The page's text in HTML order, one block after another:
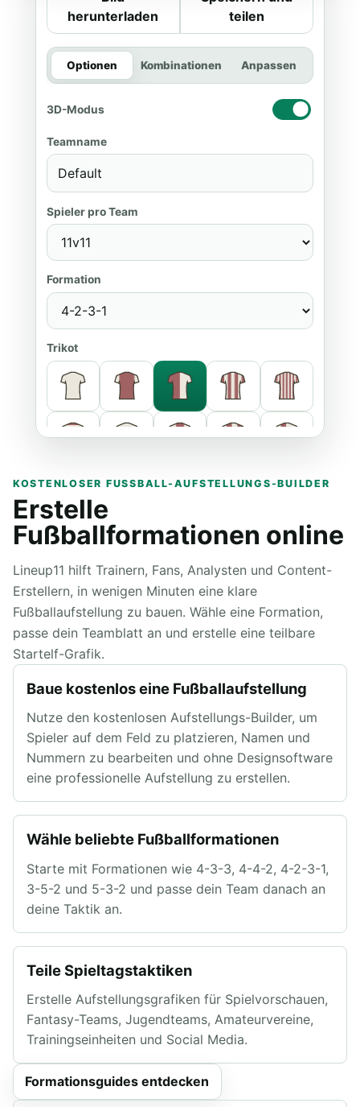
herunterladen
teilen
Optionen Kombinationen Anpassen
3D-Modus
Teamname
Spieler pro Team
Formation
Trikot
Primär
Sekundär
KOSTENLOSER FUSSBALL-AUFSTELLUNGS-BUILDER
Erstelle
Fußballformationen online
Lineup11 hilft Trainern, Fans, Analysten und Content-
Erstellern, in wenigen Minuten eine klare
Fußballaufstellung zu bauen. Wähle eine Formation,
passe dein Teamblatt an und erstelle eine teilbare
Startelf-Grafik.
Baue kostenlos eine Fußballaufstellung
Nutze den kostenlosen Aufstellungs-Builder, um
Spieler auf dem Feld zu platzieren, Namen und
Nummern zu bearbeiten und ohne Designsoftware
eine professionelle Aufstellung zu erstellen.
Wähle beliebte Fußballformationen
Starte mit Formationen wie 4-3-3, 4-4-2, 4-2-3-1,
3-5-2 und 5-3-2 und passe dein Team danach an
deine Taktik an.
Teile Spieltagstaktiken
Erstelle Aufstellungsgrafiken für Spielvorschauen,
Fantasy-Teams, Jugendteams, Amateurvereine,
Trainingseinheiten und Social Media.
Formationsguides entdecken